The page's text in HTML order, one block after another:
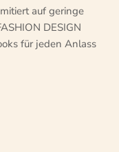
auf geringe
DESIGN
für jeden Anlass